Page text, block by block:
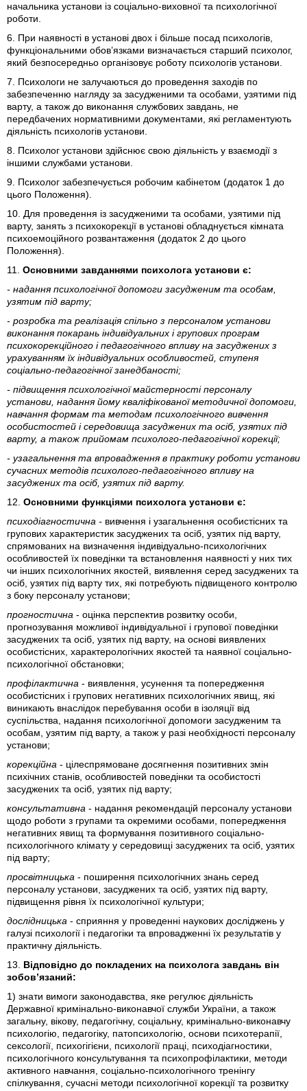
начальника установи із соціально-виховної та психологічної
роботи.
6. При наявності в установі двох і більше посад психологів,
функціональними обов’язками визначається старший психолог,
який безпосередньо організовує роботу психологів установи.
7. Психологи не залучаються до проведення заходів по
забезпеченню нагляду за засудженими та особами, узятими під
варту, а також до виконання службових завдань, не
передбачених нормативними документами, які регламентують
діяльність психологів установи.
8. Психолог установи здійснює свою діяльність у взаємодії з
іншими службами установи.
9. Психолог забезпечується робочим кабінетом (додаток 1 до
цього Положення).
10. Для проведення із засудженими та особами, узятими під
варту, занять з психокорекції в установі обладнується кімната
психоемоційного розвантаження (додаток 2 до цього
Положення).
11. Основними завданнями психолога установи є:
- надання психологічної допомоги засудженим та особам,
узятим під варту;
- розробка та реалізація спільно з персоналом установи
виконання покарань індивідуальних і групових програм
психокорекційного і педагогічного впливу на засуджених з
урахуванням їх індивідуальних особливостей, ступеня
соціально-педагогічної занедбаності;
- підвищення психологічної майстерності персоналу
установи, надання йому кваліфікованої методичної допомоги,
навчання формам та методам психологічного вивчення
особистостей і середовища засуджених та осіб, узятих під
варту, а також прийомам психолого-педагогічної корекції;
- узагальнення та впровадження в практику роботи установи
сучасних методів психолого-педагогічного впливу на
засуджених та осіб, узятих під варту.
12. Основними функціями психолога установи є:
психодіагностична - вивчення і узагальнення особистісних та
групових характеристик засуджених та осіб, узятих під варту,
спрямованих на визначення індивідуально-психологічних
особливостей їх поведінки та встановлення наявності у них тих
чи інших психологічних якостей, виявлення серед засуджених та
осіб, узятих під варту тих, які потребують підвищеного контролю
з боку персоналу установи;
прогностична - оцінка перспектив розвитку особи,
прогнозування можливої індивідуальної і групової поведінки
засуджених та осіб, узятих під варту, на основі виявлених
особистісних, характерологічних якостей та наявної соціально-
психологічної обстановки;
профілактична - виявлення, усунення та попередження
особистісних і групових негативних психологічних явищ, які
виникають внаслідок перебування особи в ізоляції від
суспільства, надання психологічної допомоги засудженим та
особам, узятим під варту, а також у разі необхідності персоналу
установи;
корекційна - цілеспрямоване досягнення позитивних змін
психічних станів, особливостей поведінки та особистості
засуджених та осіб, узятих під варту;
консультативна - надання рекомендацій персоналу установи
щодо роботи з групами та окремими особами, попередження
негативних явищ та формування позитивного соціально-
психологічного клімату у середовищі засуджених та осіб, узятих
під варту;
просвітницька - поширення психологічних знань серед
персоналу установи, засуджених та осіб, узятих під варту,
підвищення рівня їх психологічної культури;
дослідницька - сприяння у проведенні наукових досліджень у
галузі психології і педагогіки та впровадженні їх результатів у
практичну діяльність.
13.
Відповідно до покладених на психолога завдань він
зобов’язаний:
1) знати вимоги законодавства, яке регулює діяльність
Державної кримінально-виконавчої служби України, а також
загальну, вікову, педагогічну, соціальну, кримінально-виконавчу
психологію, педагогіку, патопсихологію, основи психотерапії,
сексології, психогігієни, психології праці, психодіагностики,
психологічного консультування та психопрофілактики, методи
активного навчання, соціально-психологічного тренінгу
спілкування, сучасні методи психологічної корекції та розвитку